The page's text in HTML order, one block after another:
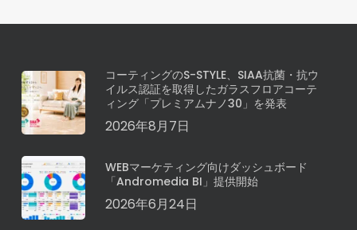
コーティングのS-STYLE、SIAA抗菌・抗ウ
イルス認証を取得したガラスフロアコーテ
ィング「プレミアムナノ30」を発表
2026年8月7日
WEBマーケティング向けダッシュボード
「Andromedia BI」提供開始
2026年6月24日